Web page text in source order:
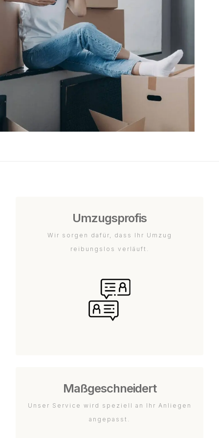
Umzugsprofis
Wir sorgen dafür, dass Ihr Umzug
reibungslos verläuft.
Maßgeschneidert
Unser Service wird speziell an Ihr Anliegen
angepasst.